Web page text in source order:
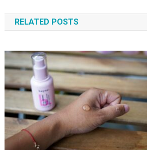
wpisu
RELATED POSTS